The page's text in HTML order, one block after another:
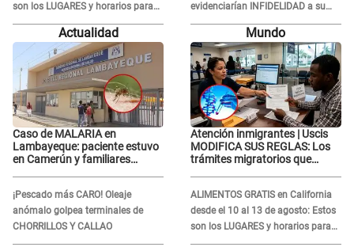
son los LUGARES y horarios para
recibir la ayuda
evidenciarían INFIDELIDAD a su
novio con animador de 'La Bella
Luz': "Un día..."
Actualidad
Caso de MALARIA en
Lambayeque: paciente estuvo
en Camerún y familiares
¡Pescado más CARO! Oleaje
anómalo golpea terminales de
CHORRILLOS Y CALLAO
Mundo
Atención inmigrantes | Uscis
MODIFICA SUS REGLAS: Los
trámites migratorios que
ALIMENTOS GRATIS en California
desde el 10 al 13 de agosto: Estos
son los LUGARES y horarios para
recibir la ayuda